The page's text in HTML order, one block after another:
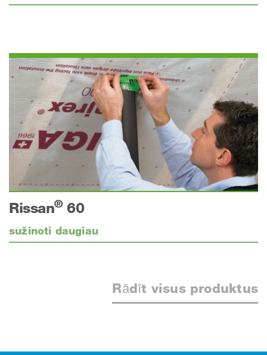
Rissan®60
sužinoti daugiau
Rādīt visus produktus